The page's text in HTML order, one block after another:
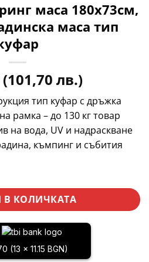
маса 180х73см,
маса тип
(101,70 лв.)
тип куфар с дръжка
рамка – до 130 кг товар
на вода, UV и надраскване
къмпинг и събития
маса 180х73см, до 130
В КОЛИЧКАТА
(13 x 11.15 BGN)